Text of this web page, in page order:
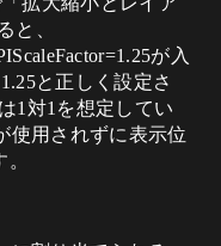
と、
が入
と正しく設定さ
1対1を想定してい
使用されずに表示位